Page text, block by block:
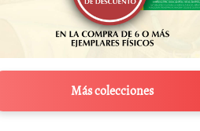
Más colecciones